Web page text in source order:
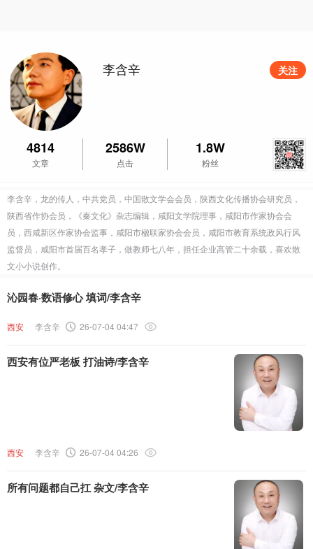
李含辛 关注
4814
文章
2586W
点击
1.8W
粉丝
李含辛，龙的传人，中共党员，中国散文学会会员，陕西文化传播协会研究员，
陕西省作协会员，《秦文化》杂志编辑，咸阳文学院理事，咸阳市作家协会会
员，西咸新区作家协会监事，咸阳市楹联家协会会员，咸阳市教育系统政风行风
监督员，咸阳市首届百名孝子，做教师七八年，担任企业高管二十余载，喜欢散
文小小说创作。
沁园春·数语修心 填词/李含辛
西安 李含辛 26-07-04 04:47
西安有位严老板 打油诗/李含辛
西安 李含辛 26-07-04 04:26
所有问题都自己扛 杂文/李含辛